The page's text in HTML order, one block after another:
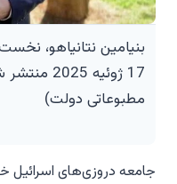
بنیامین نتانیاهو،
17 ژوئیه
مطبوعاتی دولت)
جامعه دروزی‌های اسرائیل